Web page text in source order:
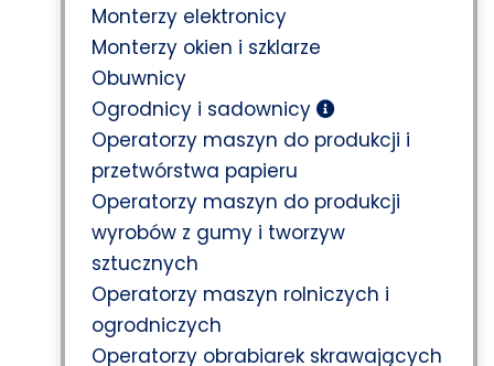
Monterzy elektronicy
Monterzy okien i szklarze
Obuwnicy
Ogrodnicy i sadownicy
Operatorzy maszyn do produkcji i
przetwórstwa papieru
Operatorzy maszyn do produkcji
wyrobów z gumy i tworzyw
sztucznych
Operatorzy maszyn rolniczych i
ogrodniczych
Operatorzy obrabiarek skrawających